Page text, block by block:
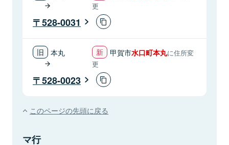
更
528-0031
本丸 甲賀市水口町本丸に住所変
更
528-0023
このページの先頭に戻る
マ行